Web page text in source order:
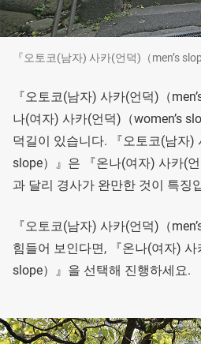
『오토코(남자) 사카(언덕)（men’s
『오토코(남자) 사카(언덕)（
나(여자) 사카(언덕)（women’s
덕길이 있습니다. 『오토코(남자)
slope）』은 『온나(여자) 사카(언
과 달리 경사가 완만한 것이 특징
『오토코(남자) 사카(언덕)（
힘들어 보인다면, 『온나(여자) 사
slope）』을 선택해 진행하세요.